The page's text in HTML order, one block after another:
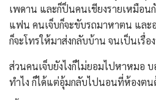
เพดาน และก็ป็นคนเชียงรายเหมือน
แฟน คนเจ็บก็จะขับรถมาหาตน แล
ก็จะโทรให้มาส่งกลับบ้าน จนเป็นเรื่อ
ส่วนคนเจ็บยังไงก็ไม่ยอมไปหาหมอ
ทำไง ก็ได้แต่อุ้มกลับไปนอนที่ห้องตน